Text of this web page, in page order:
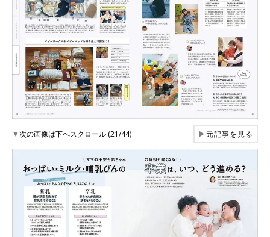
▼次の画像は下へスクロール (21/44) ▶元記事を見る